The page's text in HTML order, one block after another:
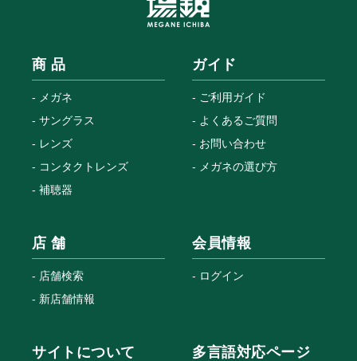
商 品
メガネ
サングラス
レンズ
コンタクトレンズ
補聴器
ガイド
ご利用ガイド
よくあるご質問
お問い合わせ
メガネの選び方
店 舗
店舗検索
新店舗情報
会員情報
ログイン
サイトについて 多言語対応ページ